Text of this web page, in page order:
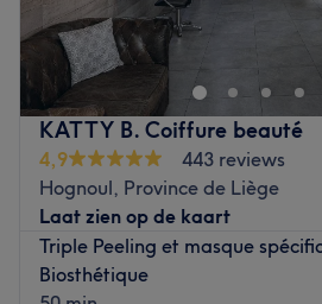
KATTY B. Coiffure beauté
4,9
443 reviews
Hognoul, Province de Liège
Laat zien op de kaart
Triple Peeling et masque
Biosthétique